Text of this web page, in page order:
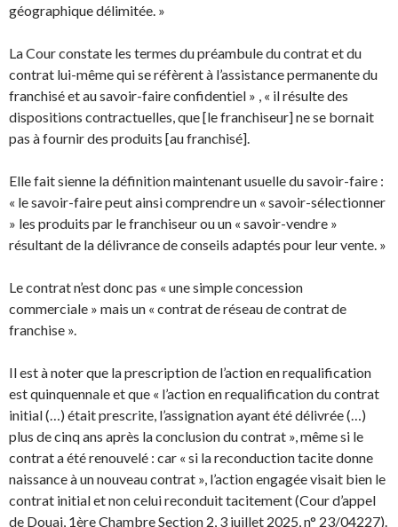
géographique délimitée. »
La Cour constate les termes du préambule du contrat et du
contrat lui-même qui se réfèrent à l’assistance permanente du
franchisé et au savoir-faire confidentiel » , « il résulte des
dispositions contractuelles, que [le franchiseur] ne se bornait
pas à fournir des produits [au franchisé].
Elle fait sienne la définition maintenant usuelle du savoir-faire :
« le savoir-faire peut ainsi comprendre un « savoir-sélectionner
» les produits par le franchiseur ou un « savoir-vendre »
résultant de la délivrance de conseils adaptés pour leur vente. »
Le contrat n’est donc pas « une simple concession
commerciale » mais un « contrat de réseau de contrat de
franchise ».
Il est à noter que la prescription de l’action en requalification
est quinquennale et que « l’action en requalification du contrat
initial (…) était prescrite, l’assignation ayant été délivrée (…)
plus de cinq ans après la conclusion du contrat », même si le
contrat a été renouvelé : car « si la reconduction tacite donne
naissance à un nouveau contrat », l’action engagée visait bien le
contrat initial et non celui reconduit tacitement (Cour d’appel
de Douai, 1ère Chambre Section 2, 3 juillet 2025, n° 23/04227).